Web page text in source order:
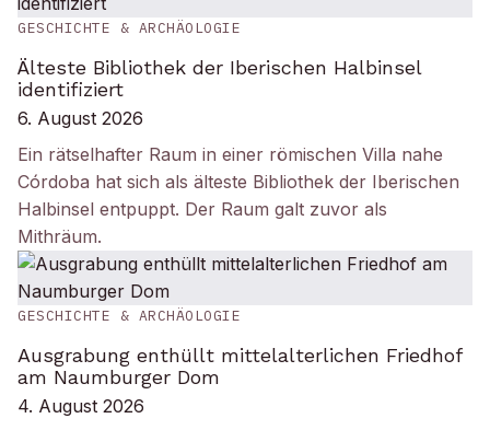
GESCHICHTE & ARCHÄOLOGIE
Älteste Bibliothek der Iberischen Halbinsel
identifiziert
6. August 2026
Ein rätselhafter Raum in einer römischen Villa nahe
Córdoba hat sich als älteste Bibliothek der Iberischen
Halbinsel entpuppt. Der Raum galt zuvor als
Mithräum.
GESCHICHTE & ARCHÄOLOGIE
Ausgrabung enthüllt mittelalterlichen Friedhof
am Naumburger Dom
4. August 2026